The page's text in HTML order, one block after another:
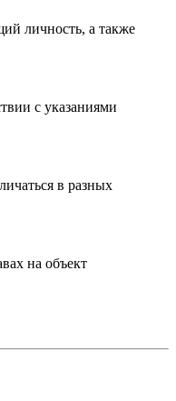
личность, а также
с указаниями
в разных
на объект